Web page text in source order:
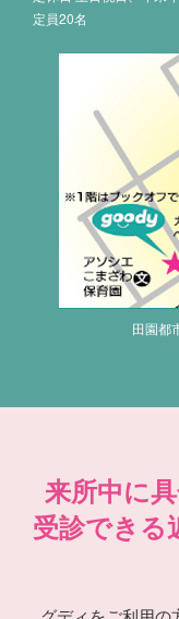
定員20名
田園
来所中に
受診できる